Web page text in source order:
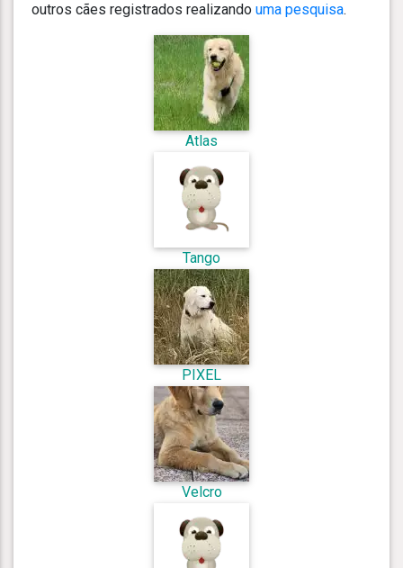
outros cães registrados realizando uma pesquisa.
Atlas
Tango
PIXEL
Velcro